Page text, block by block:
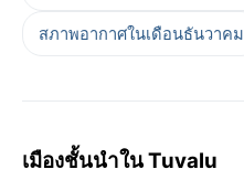
สภาพอากาศในเดือนธันวาคม
เมืองชั้นนำใน Tuvalu